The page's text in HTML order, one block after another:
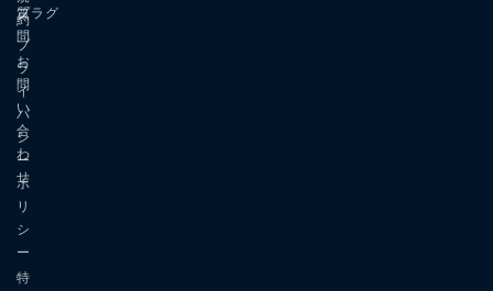
プラグ
質
問
お
問
い
合
わ
せ
約
プ
ラ
イ
バ
シ
ー
ポ
リ
シ
ー
特